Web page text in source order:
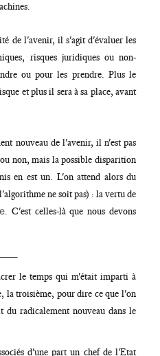
de l'avenir, il s'agit d'évaluer les
risques juridiques ou non-
ou pour les prendre. Plus le
et plus il sera à sa place, avant
nouveau de l'avenir, il n'est pas
non, mais la possible disparition
en est un. L'on attend alors du
ne soit pas) : la vertu de
. C'est celles-là que nous devons
le temps qui m'était imparti à
la troisième, pour dire ce que l'on
du radicalement nouveau dans le
d'une part un chef de l'Etat